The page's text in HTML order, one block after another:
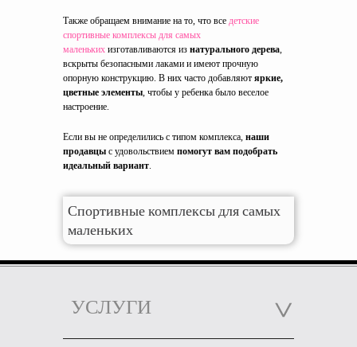
Также обращаем внимание на то, что все детские
спортивные комплексы для самых
маленьких изготавливаются из натурального дерева,
вскрыты безопасными лаками и имеют прочную
опорную конструкцию. В них часто добавляют яркие,
цветные элементы, чтобы у ребенка было веселое
настроение.
Если вы не определились с типом комплекса, наши
продавцы с удовольствием помогут вам подобрать
идеальный вариант.
Спортивные комплексы для самых
маленьких
УСЛУГИ